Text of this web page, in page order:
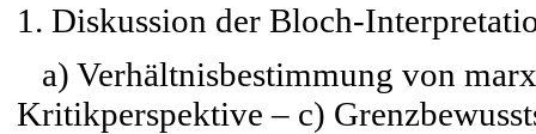
1. Diskussion der Bloch-
a) Verhältnisbestimmung von
Kritikperspektive – c)